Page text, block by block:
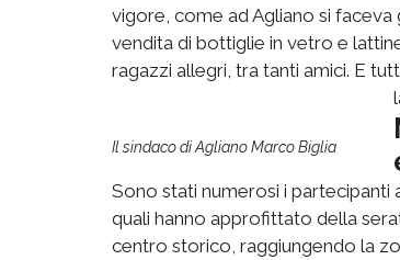
vigore, come ad Agliano si faceva
vendita di bottiglie in vetro e
ragazzi allegri, tra tanti amici. E
Il sindaco di Agliano Marco Biglia
Sono stati numerosi i partecipanti
quali hanno approfittato della
centro storico, raggiungendo la